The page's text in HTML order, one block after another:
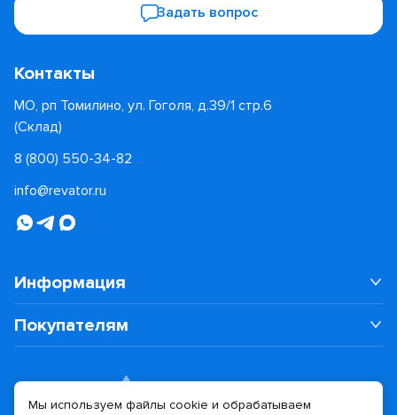
Задать вопрос
Контакты
МО, рп Томилино, ул. Гоголя, д.39/1 стр.6
(Склад)
8 (800) 550-34-82
info@revator.ru
Информация
Покупателям
Мы используем файлы cookie и обрабатываем